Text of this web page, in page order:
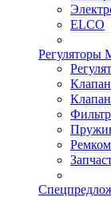
ELCO
Регуляторы